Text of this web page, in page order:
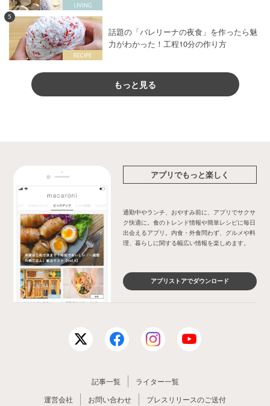
5
話題の「バレリーナの夜食」を作ったら魅
力がわかった！工程10分の作り方
もっと見る
アプリでもっと楽しく
通勤中やランチ、おやすみ前に、アプリでサクサ
ク快適に。食のトレンド情報や簡単レシピに毎日
出会えるアプリ。内食・外食問わず、グルメや料
理、暮らしに関する幅広い情報を楽しめます。
アプリストアでダウンロード
記事一覧
ライター一覧
運営会社
お問い合わせ プレスリリースのご送付